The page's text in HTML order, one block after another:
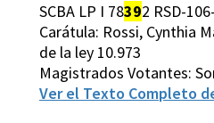
SCBA LP I 78392 RSD-
Carátula: Rossi, Cynthia
de la ley 10.973
Magistrados Votantes:
Ver el Texto Completo